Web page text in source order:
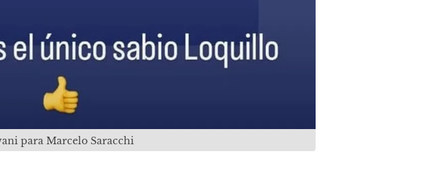
para Marcelo Saracchi